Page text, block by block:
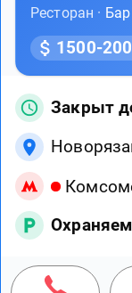
Ресторан · Бар
1500-
Закрыт